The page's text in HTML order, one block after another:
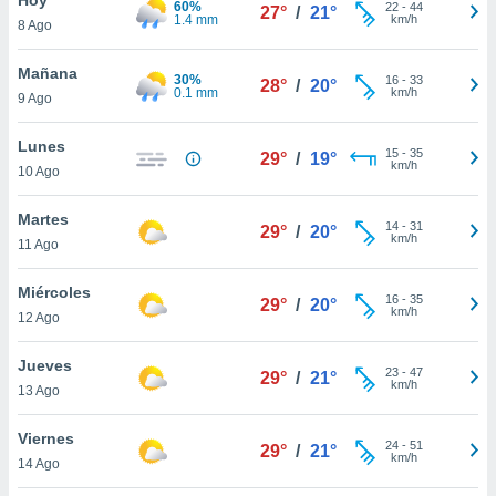
y
en
más
de
8 Ago
60%
1.4 mm
27° / 21° 22- 44
km/h
Mañana
9 Ago
30%
0.1 mm
28° / 20° 16- 33
km/h
Lunes
10 Ago
29° / 19° 15- 35
km/h
Martes
11 Ago
29° / 20° 14- 31
km/h
Miércoles
12 Ago
29° / 20° 16- 35
km/h
Jueves
13 Ago
29° / 21° 23- 47
km/h
Viernes
14 Ago
29° / 21° 24- 51
km/h